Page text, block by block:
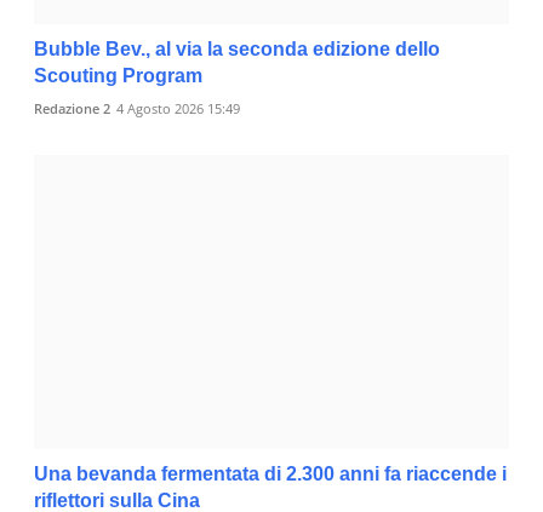
Bubble Bev., al via la seconda edizione dello
Scouting Program
Redazione 2 4 Agosto 2026 15:49
Una bevanda fermentata di 2.300 anni fa riaccende i
riflettori sulla Cina